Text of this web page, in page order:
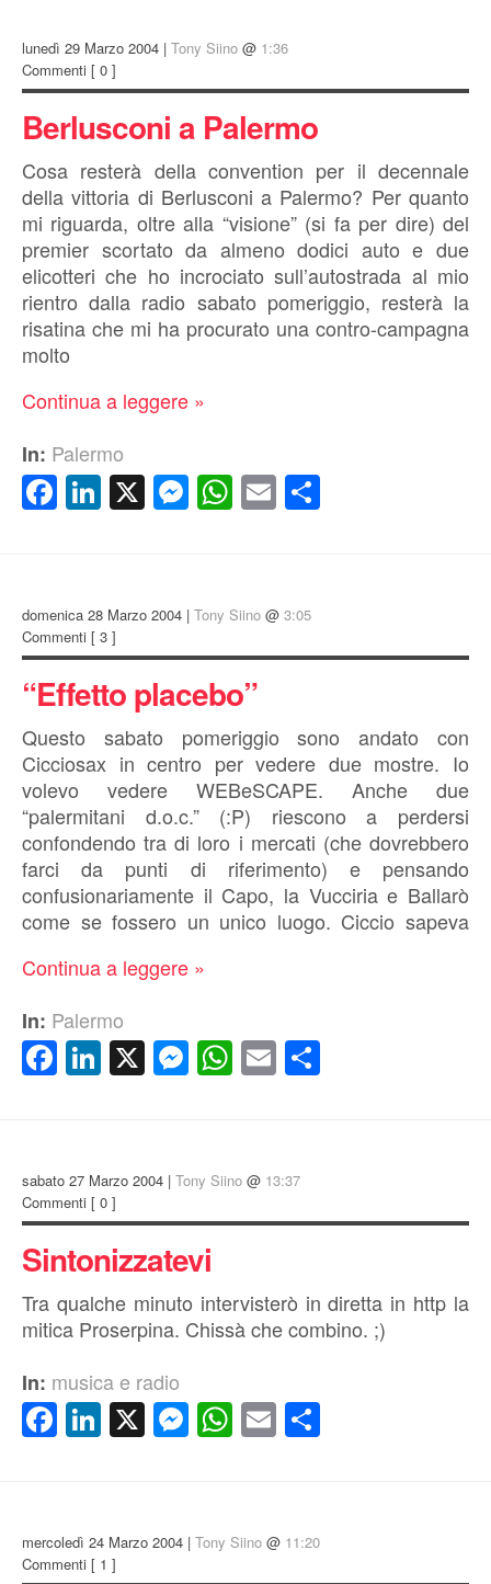
lunedì 29 Marzo 2004 | Tony Siino @ 1:36
Commenti [ 0 ]
Berlusconi a Palermo
Cosa resterà della convention per il decennale
della vittoria di Berlusconi a Palermo? Per quanto
mi riguarda, oltre alla “visione” (si fa per dire) del
premier scortato da almeno dodici auto e due
elicotteri che ho incrociato sull’autostrada al mio
rientro dalla radio sabato pomeriggio, resterà la
risatina che mi ha procurato una contro-campagna
molto
Continua a leggere »
In: Palermo
Facebook
LinkedIn
X Messenger
WhatsApp
Email
domenica 28 Marzo 2004 | Tony Siino @ 3:05
Commenti [ 3 ]
“Effetto placebo”
Questo sabato pomeriggio sono andato con
Cicciosax in centro per vedere due mostre. Io
volevo vedere WEBeSCAPE. Anche due
“palermitani d.o.c.” (:P) riescono a perdersi
confondendo tra di loro i mercati (che dovrebbero
farci da punti di riferimento) e pensando
confusionariamente il Capo, la Vucciria e Ballarò
come se fossero un unico luogo. Ciccio sapeva
Continua a leggere »
In: Palermo
Facebook
LinkedIn
X Messenger
WhatsApp
Email
sabato 27 Marzo 2004 | Tony Siino @ 13:37
Commenti [ 0 ]
Sintonizzatevi
Tra qualche minuto intervisterò in diretta in http la
mitica Proserpina. Chissà che combino. ;)
In: musica e radio
Facebook
LinkedIn
X Messenger
WhatsApp
Email
mercoledì 24 Marzo 2004 | Tony Siino @ 11:20
Commenti [ 1 ]